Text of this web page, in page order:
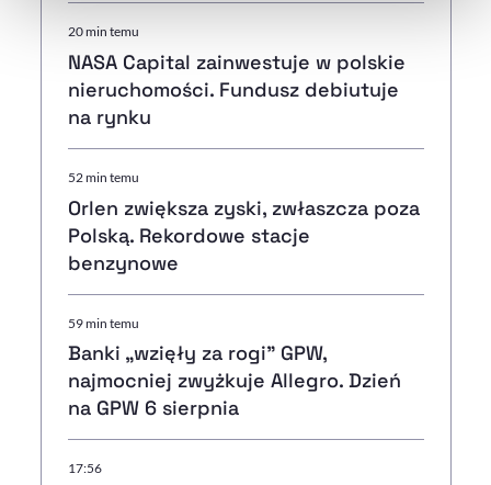
20 min temu
NASA Capital zainwestuje w polskie
nieruchomości. Fundusz debiutuje
na rynku
52 min temu
Orlen zwiększa zyski, zwłaszcza poza
Polską. Rekordowe stacje
benzynowe
59 min temu
Banki „wzięły za rogi" GPW,
najmocniej zwyżkuje Allegro. Dzień
na GPW 6 sierpnia
17:56